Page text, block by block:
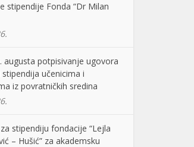
stipendije Fonda “Dr Milan
augusta potpisivanje ugovora
učenicima i
iz povratničkih sredina
stipendiju fondacije “Lejla
– Hušić” za akademsku